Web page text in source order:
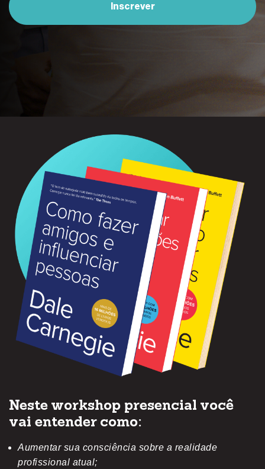
Inscrever
Neste workshop presencial você
vai entender como:
Aumentar sua consciência sobre a realidade
profissional atual;